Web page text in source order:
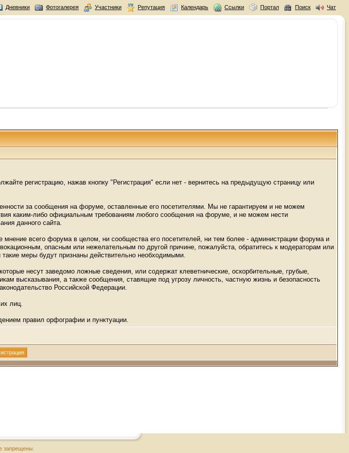
Дневники Фотогалерея Участники Репутация Календарь Ссылки Портал Поиск Чат
регистрацию, нажав кнопку "Регистрация" если нет - вернитесь на предыдущую страницу или
за сообщения на форуме, оставленные его посетителями. Мы не гарантируем и не можем
каким-либо официальным требованиям любого сообщения на форуме, и не можем нести
данного сайта.
всего форума в целом, ни сообщества его посетителей, ни тем более - администрации форума и
опасным или нежелательным по другой причине, пожалуйста, обратитесь к модераторам или
меры будут признаны действительно необходимыми.
несут заведомо ложные сведения, или содержат клеветнические, оскорбительные, грубые,
высказывания, а также сообщения, ставящие под угрозу личность, частную жизнь и безопасность
Российской Федерации.
лиц.
правил орфографии и пунктуации.
запрещены.